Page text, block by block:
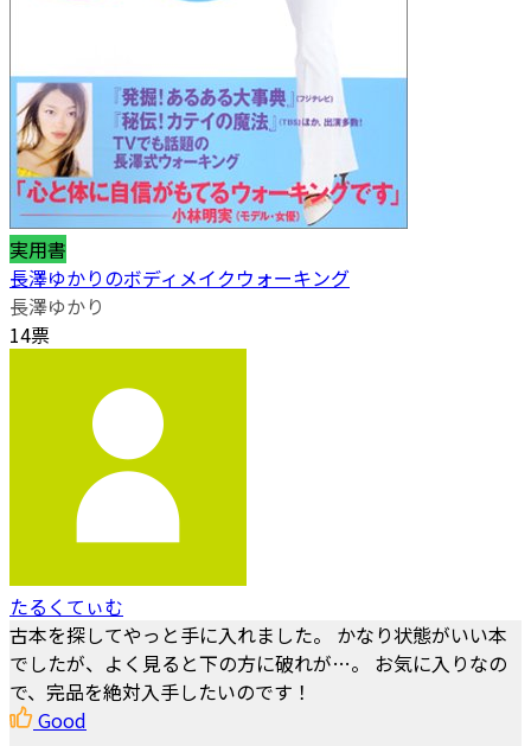
実用書
長澤ゆかりのボディメイクウォーキング
長澤ゆかり
14票
たるくてぃむ
古本を探してやっと手に入れました。 かなり状態がいい本
でしたが、よく見ると下の方に破れが…。 お気に入りなの
で、完品を絶対入手したいのです！
Good